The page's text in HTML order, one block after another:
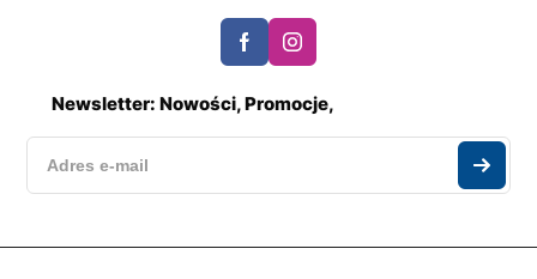
Newsletter: Nowości, Promocje,